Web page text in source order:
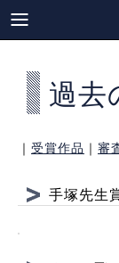
過去
｜ 受賞作品 ｜ 審
手塚先生